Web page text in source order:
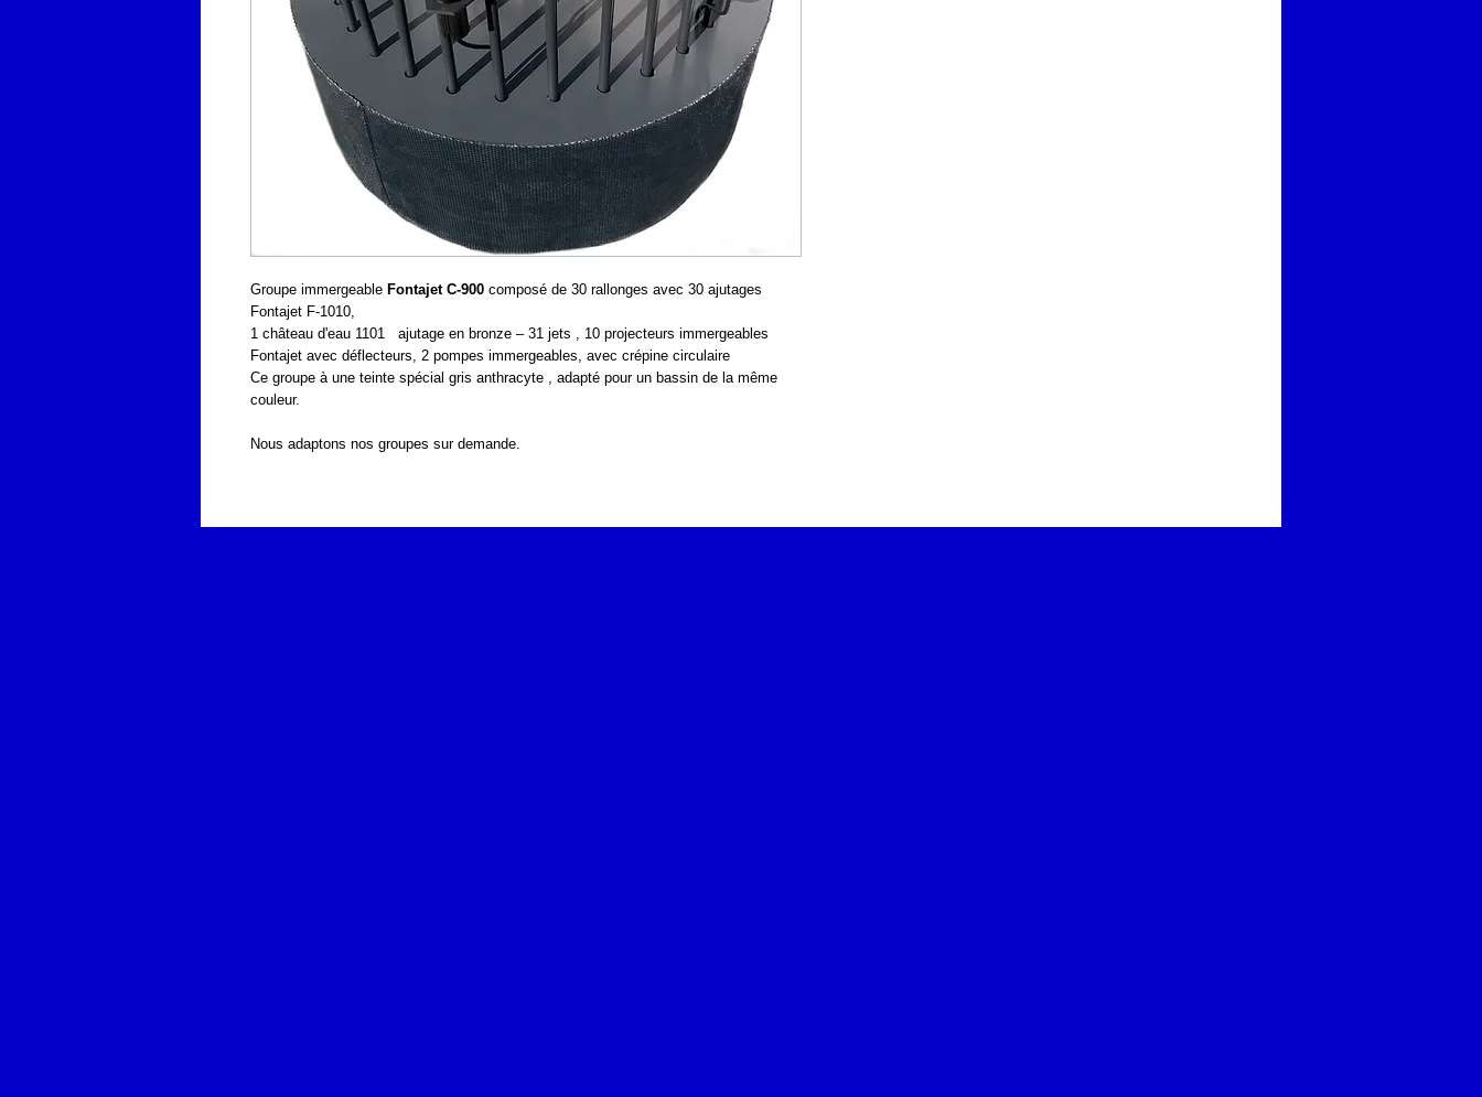
Groupe immergeable Fontajet C-900 composé de 30 rallonges avec 30 ajutages
Fontajet F-1010,
1 château d'eau 1101 ajutage en bronze – 31 jets , 10 projecteurs immergeables
Fontajet avec déflecteurs, 2 pompes immergeables, avec crépine circulaire
Ce groupe à une teinte spécial gris anthracyte , adapté pour un bassin de la même
couleur.
Nous adaptons nos groupes sur demande.